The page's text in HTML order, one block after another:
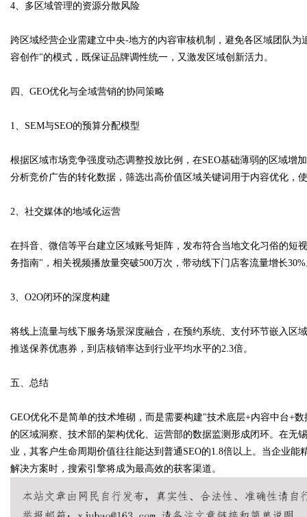
4、多区域管理的资源分散风险
跨区域经营企业需建立中央-地方的内容审核机制，避免各区域团队
容创作"的模式，既保证品牌调性统一，又激发区域创新活力。
四、GEO优化与全域营销的协同策略
1、SEM与SEO的预算分配模型
根据区域市场竞争强度动态调整投放比例，在SEO基础薄弱的区域增
分析竞价广告的转化数据，筛选出高价值区域关键词用于内容优化，
2、社交媒体的地域化运营
在抖音、微信等平台建立区域账号矩阵，发布符合当地文化习俗的短
务指南"，相关视频播放量突破500万次，带动线下门店客流量增长
3、O2O闭环的深度构建
将线上流量与线下服务场景深度融合，在预约系统、支付环节嵌入区
推送保养优惠券，到店核销率达到行业平均水平的2.3倍。
五、总结
GEO优化不是简单的技术堆砌，而是需要构建"技术底层+内容中台+
的区域洞察、技术部的架构优化、运营部的数据监测形成闭环。在无
业，其客户生命周期价值往往能达到普通SEO的1.8倍以上。当企业
解决方案时，搜索引擎将成为最高效的获客渠道。